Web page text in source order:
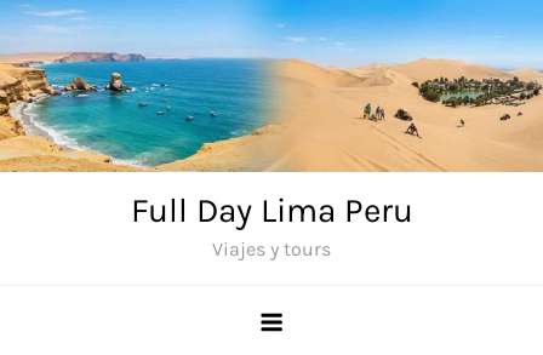
Saltar
al
contenido
Full Day Lima Peru
Viajes y tours